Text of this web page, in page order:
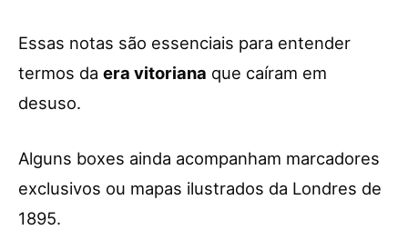
Essas notas são essenciais para entender
termos da era vitoriana que caíram em
desuso.
Alguns boxes ainda acompanham marcadores
exclusivos ou mapas ilustrados da Londres de
1895.